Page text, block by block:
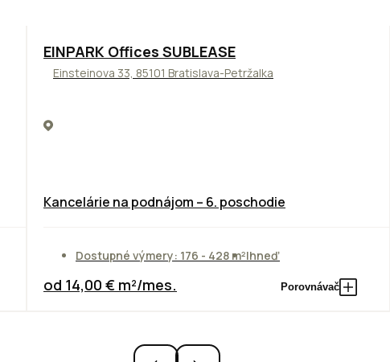
TOP ODPORÚČAME
EINPARK Offices SUBLEASE
Einsteinova 33, 85101 Bratislava-Petržalka
Kancelárie na podnájom – 6. poschodie
Dostupné výmery: 176 - 428 m²Ihneď
od 14,00 € m²/mes. Porovnávač